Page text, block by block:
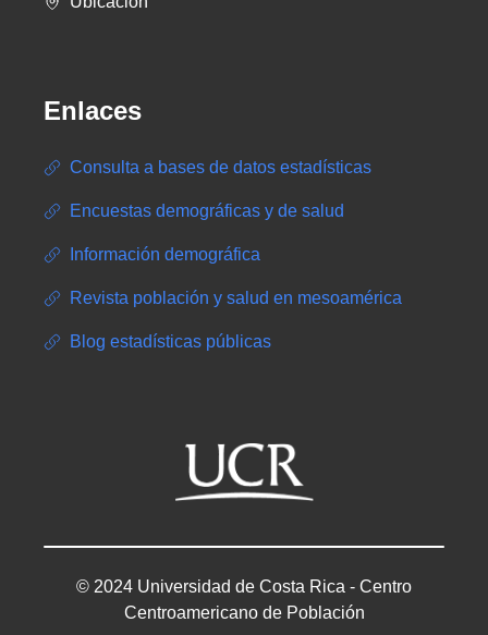
Enlaces
Consulta a bases de datos estadísticas
Encuestas demográficas y de salud
Información demográfica
Revista población y salud en mesoamérica
Blog estadísticas públicas
© 2024 Universidad de Costa Rica - Centro
Centroamericano de Población